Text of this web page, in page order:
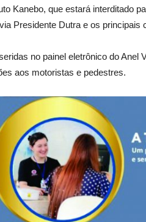
Kanebo, que estará interditado
Presidente Dutra e os
no painel eletrônico do
aos motoristas e pedestres.